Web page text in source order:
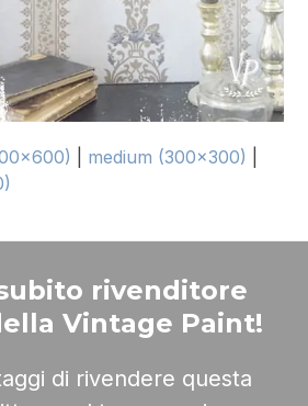
medium (300x300)
rivenditore
Vintage Paint!
di rivendere questa